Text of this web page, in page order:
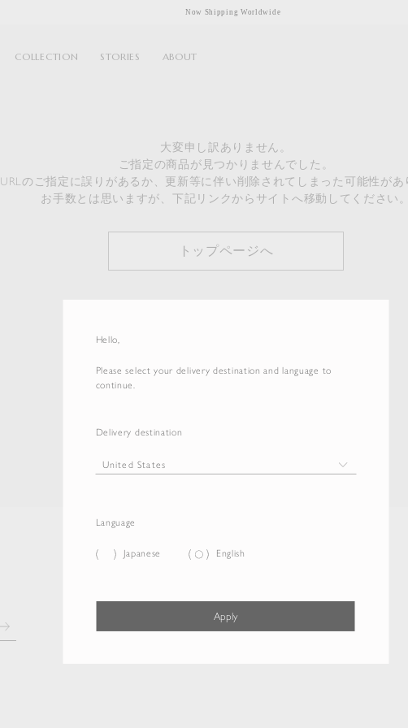
Hello,
Please select your delivery destination and language to
continue.
Delivery destination
Language
Japanese English
Apply
Now Shipping Worldwide
COLLECTION STORIES ABOUT
大変申し訳ありません。
ご指定の商品が見つかりませんでした。
URLのご指定に誤りがあるか、更新等に伴い削除されてしまった可能性があ
お手数とは思いますが、下記リンクからサイトへ移動してください。
トップページへ